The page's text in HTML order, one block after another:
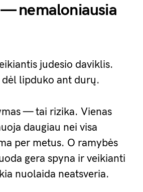
— nemaloniausia
judesio daviklis.
lipduko ant durų.
— tai rizika. Vienas
daugiau nei visa
per metus. O ramybės
gera spyna ir veikianti
nuolaida neatsveria.